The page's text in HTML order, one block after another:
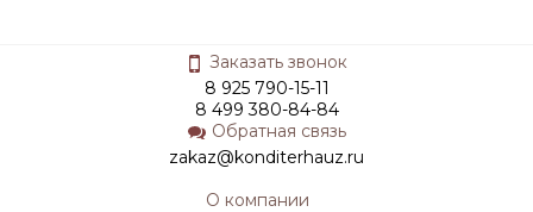
Заказать звонок
8 925 790-15-11
8 499 380-84-84
Обратная связь
zakaz@konditerhauz.ru
О компании